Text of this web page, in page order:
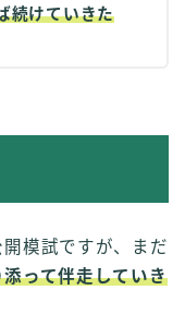
続けていきた
模試ですが、まだ
添って伴走していき